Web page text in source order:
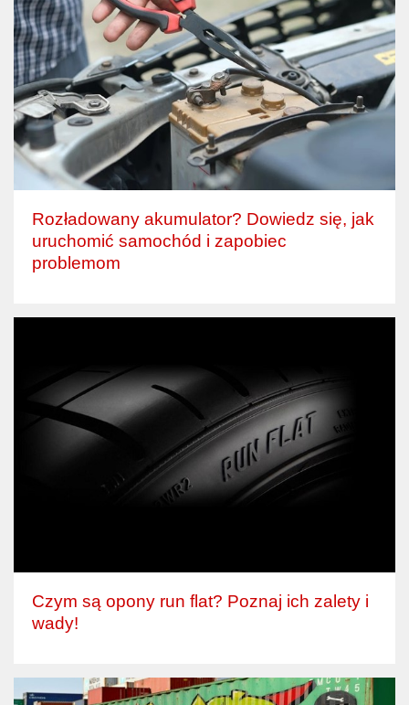
Rozładowany akumulator? Dowiedz się, jak
uruchomić samochód i zapobiec
problemom
Czym są opony run flat? Poznaj ich zalety i
wady!